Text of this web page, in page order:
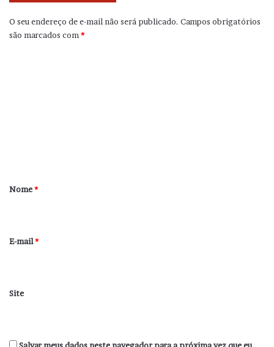
O seu endereço de e-mail não será publicado. Campos obrigatórios
são marcados com *
r
*
Nome*
E-mail*
Site